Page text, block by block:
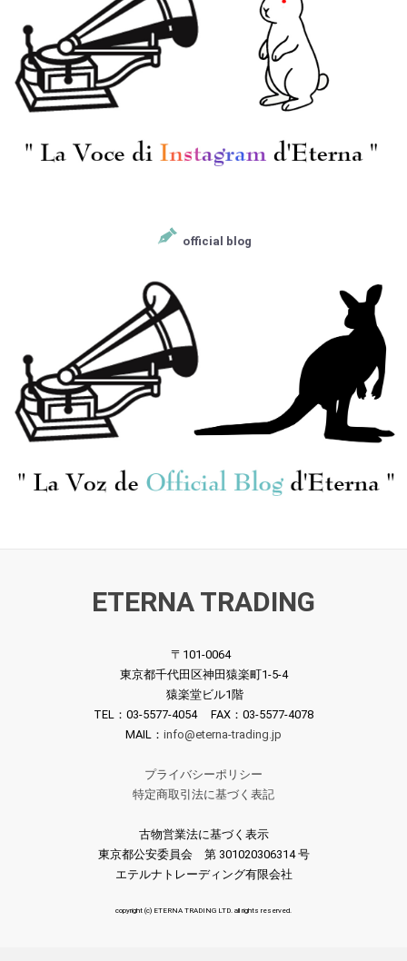
official blog
ETERNA TRADING
〒101-0064
東京都千代田区神田猿楽町1-5-4
猿楽堂ビル1階
TEL：03-5577-4054 FAX：03-5577-4078
MAIL： info@eterna-trading.jp
プライバシーポリシー
特定商取引法に基づく表記
古物営業法に基づく表示
東京都公安委員会 第 301020306314 号
エテルナトレーディング有限会社
copyright (c) ETERNA TRADING LTD. all rights reserved.